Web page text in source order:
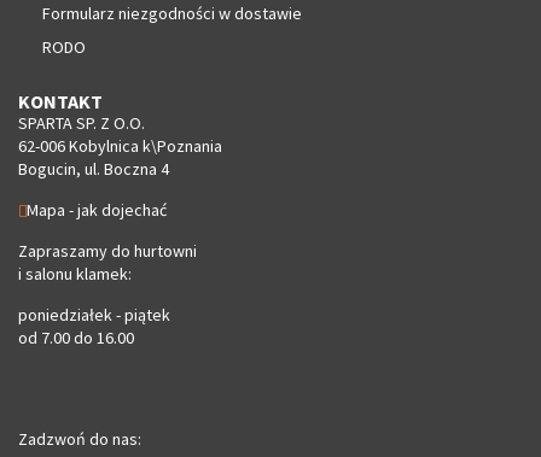
Formularz niezgodności w dostawie
RODO
KONTAKT
SPARTA SP. Z O.O.
62-006 Kobylnica k\Poznania
Bogucin, ul. Boczna 4
Mapa - jak dojechać
Zapraszamy do hurtowni
i salonu klamek:
poniedziałek - piątek
od 7.00 do 16.00
Zadzwoń do nas: